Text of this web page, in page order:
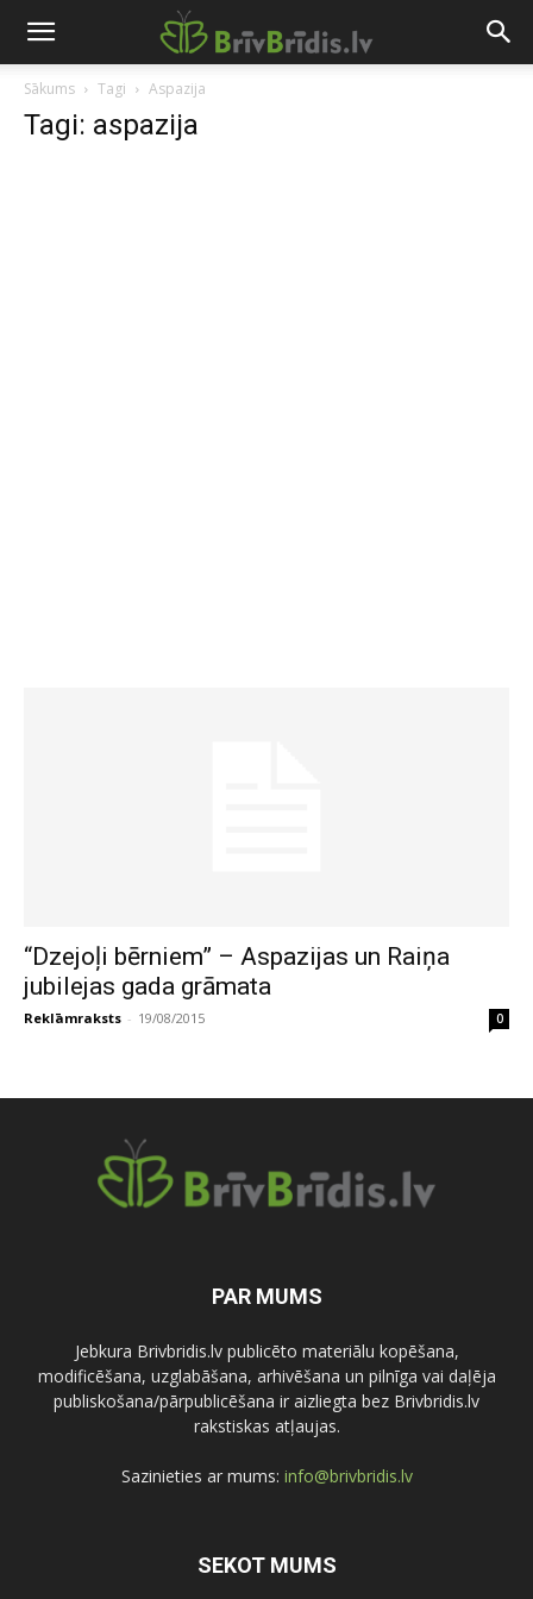
Sākums Tagi Aspazija
Tagi: aspazija
“Dzejoļi bērniem” – Aspazijas un Raiņa
jubilejas gada grāmata
Reklāmraksts - 19/08/2015 0
PAR MUMS
Jebkura Brivbridis.lv publicēto materiālu kopēšana,
modificēšana, uzglabāšana, arhivēšana un pilnīga vai daļēja
publiskošana/pārpublicēšana ir aizliegta bez Brivbridis.lv
rakstiskas atļaujas.
Sazinieties ar mums: info@brivbridis.lv
SEKOT MUMS